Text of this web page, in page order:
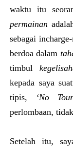
waktu itu
permainan
sebagai
berdoa dalam t
timbul
kepada saya
tipis,
‘No
perlombaan,
Setelah itu,